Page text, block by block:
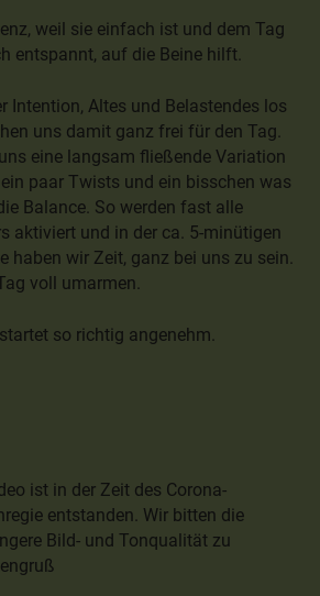
weil sie einfach ist und dem Tag
entspannt, auf die Beine hilft.
Intention, Altes und Belastendes los
uns damit ganz frei für den Tag.
eine langsam fließende Variation
paar Twists und ein bisschen was
Balance. So werden fast alle
aktiviert und in der ca. 5-minütigen
haben wir Zeit, ganz bei uns zu sein.
voll umarmen.
so richtig angenehm.
ist in der Zeit des Corona-
entstanden. Wir bitten die
Bild- und Tonqualität zu